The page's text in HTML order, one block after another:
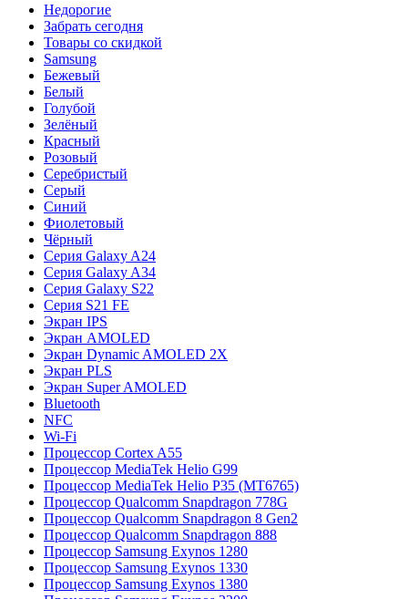
Недорогие
Забрать сегодня
Товары со скидкой
Samsung
Бежевый
Белый
Голубой
Зелёный
Красный
Розовый
Серебристый
Серый
Синий
Фиолетовый
Чёрный
Серия Galaxy A24
Серия Galaxy A34
Серия Galaxy S22
Серия S21 FE
Экран IPS
Экран AMOLED
Экран Dynamic AMOLED 2X
Экран PLS
Экран Super AMOLED
Bluetooth
NFC
Wi-Fi
Процессор Cortex A55
Процессор MediaTek Helio G99
Процессор MediaTek Helio P35 (MT6765)
Процессор Qualcomm Snapdragon 778G
Процессор Qualcomm Snapdragon 8 Gen2
Процессор Qualcomm Snapdragon 888
Процессор Samsung Exynos 1280
Процессор Samsung Exynos 1330
Процессор Samsung Exynos 1380